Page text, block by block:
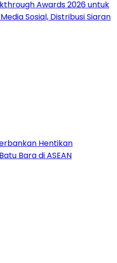
Awards 2026 untuk
Sosial, Distribusi Siaran
Hentikan
Bara di ASEAN